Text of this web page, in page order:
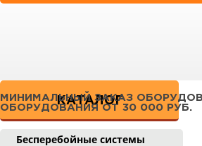
МИНИМАЛЬНЫЙ ЗАКАЗ
ОБОРУДОВАНИЯ ОТ 30 000 РУБ.
КАТАЛОГ
Бесперебойные системы